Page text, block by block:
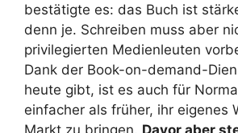
bestätigte es: das Buch ist
denn je. Schreiben muss aber
privilegierten Medienleuten
Dank der Book-on-demand-
heute gibt, ist es auch für
einfacher als früher, ihr eigenes
Markt zu bringen. Davor aber